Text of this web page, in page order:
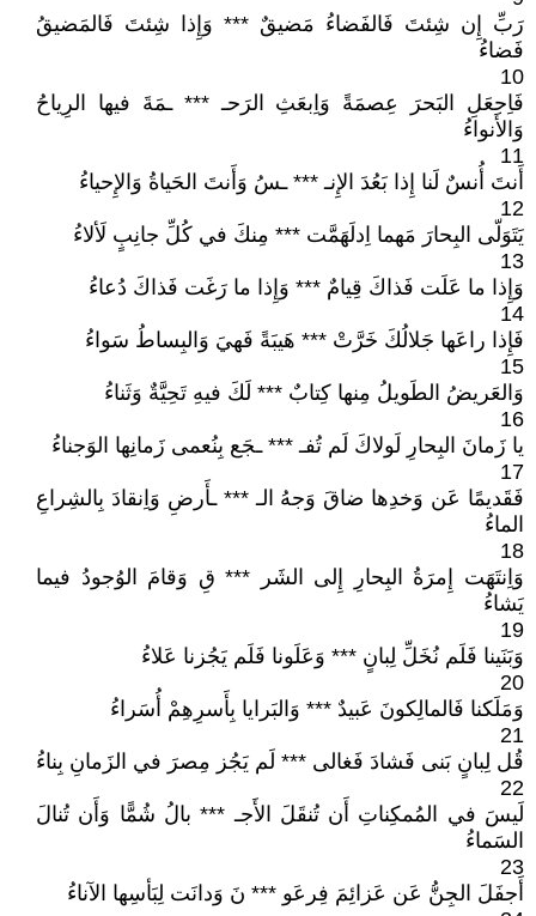
رَبِّ إِن شِئتَ فَالفَضاءُ مَضيقٌ *** وَإِذا شِئتَ فَالمَضيقُ
فَضاءُ
10
فَاِجعَلِ البَحرَ عِصمَةً وَاِبعَثِ الرَحـ *** ـمَةَ فيها الرِياحُ
وَالأَنواءُ
11
أَنتَ أُنسٌ لَنا إِذا بَعُدَ الإِنـ *** ـسُ وَأَنتَ الحَياةُ وَالإِحياءُ
12
يَتَوَلّى البِحارَ مَهما اِدلَهَمَّت *** مِنكَ في كُلِّ جانِبٍ لَألاءُ
13
وَإِذا ما عَلَت فَذاكَ قِيامٌ *** وَإِذا ما رَغَت فَذاكَ دُعاءُ
14
فَإِذا راعَها جَلالُكَ خَرَّتْ *** هَيبَةً فَهيَ وَالبِساطُ سَواءُ
15
وَالعَريضُ الطَويلُ مِنها كِتابٌ *** لَكَ فيهِ تَحِيَّةٌ وَثَناءُ
16
يا زَمانَ البِحارِ لَولاكَ لَم تُفـ *** ـجَع بِنُعمى زَمانِها الوَجناءُ
17
فَقَديمًا عَن وَخدِها ضاقَ وَجهُ الـ *** ـأَرضِ وَاِنقادَ بِالشِراعِ
الماءُ
18
وَاِنتَهَت إِمرَةُ البِحارِ إِلى الشَر *** قِ وَقامَ الوُجودُ فيما
يَشاءُ
19
وَبَنَينا فَلَم نُخَلِّ لِبانٍ *** وَعَلَونا فَلَم يَجُزنا عَلاءُ
20
وَمَلَكنا فَالمالِكونَ عَبيدٌ *** وَالبَرايا بِأَسرِهِمْ أُسَراءُ
21
قُل لِبانٍ بَنى فَشادَ فَغالى *** لَم يَجُز مِصرَ في الزَمانِ بِناءُ
22
لَيسَ في المُمكِناتِ أَن تُنقَلَ الأَجـ *** بالُ شُمًّا وَأَن تُنالَ
السَماءُ
23
أَجفَلَ الجِنُّ عَن عَزائِمَ فِرعَو *** نَ وَدانَت لِبَأسِها الآناءُ